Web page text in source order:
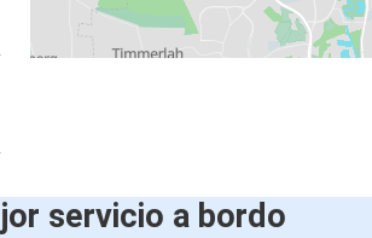
servicio a bordo